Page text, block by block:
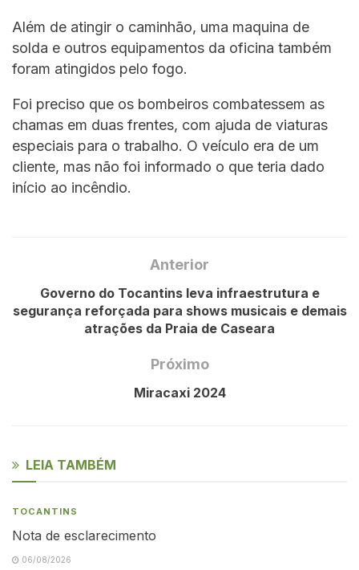
Além de atingir o caminhão, uma maquina de
solda e outros equipamentos da oficina também
foram atingidos pelo fogo.
Foi preciso que os bombeiros combatessem as
chamas em duas frentes, com ajuda de viaturas
especiais para o trabalho. O veículo era de um
cliente, mas não foi informado o que teria dado
início ao incêndio.
Anterior
Governo do Tocantins leva infraestrutura e
segurança reforçada para shows musicais e demais
atrações da Praia de Caseara
Próximo
Miracaxi 2024
LEIA TAMBÉM
TOCANTINS
Nota de esclarecimento
06/08/2026